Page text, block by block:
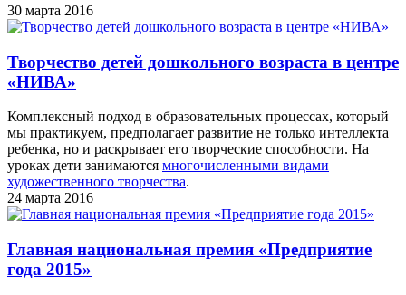
30 марта 2016
Творчество детей дошкольного возраста в центре
«НИВА»
Комплексный подход в образовательных процессах, который
мы практикуем, предполагает развитие не только интеллекта
ребенка, но и раскрывает его творческие способности. На
уроках дети занимаются многочисленными видами
художественного творчества.
24 марта 2016
Главная национальная премия «Предприятие
года 2015»